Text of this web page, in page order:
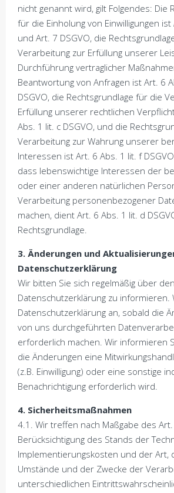
nicht genannt wird, gilt Folgendes: Die
für die Einholung von Einwilligungen
und Art. 7 DSGVO, die
Verarbeitung zur Erfüllung unserer
Durchführung vertraglicher
Beantwortung von Anfragen ist Art. 6
DSGVO, die Rechtsgrundlage für die
Erfüllung unserer rechtlichen
Abs. 1 lit. c DSGVO, und die
Verarbeitung zur Wahrung unserer
Interessen ist Art. 6 Abs. 1 lit. f
dass lebenswichtige Interessen der
oder einer anderen natürlichen
Verarbeitung personenbezogener
machen, dient Art. 6 Abs. 1 lit. d
Rechtsgrundlage.
3. Änderungen und
Datenschutzerklärung
Wir bitten Sie sich regelmäßig über
Datenschutzerklärung zu informieren.
Datenschutzerklärung an, sobald die
von uns durchgeführten
erforderlich machen. Wir informieren
die Änderungen eine
(z.B. Einwilligung) oder eine sonstige
Benachrichtigung erforderlich wird.
4. Sicherheitsmaßnahmen
4.1. Wir treffen nach Maßgabe des
Berücksichtigung des Stands der
Implementierungskosten und der Art,
Umstände und der Zwecke der
unterschiedlichen